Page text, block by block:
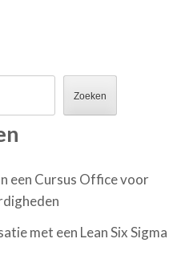
Zoeken
een Cursus Office voor
met een Lean Six Sigma